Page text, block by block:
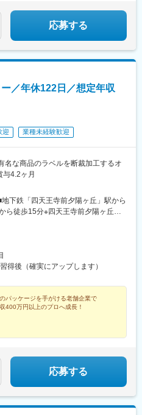
応募する
／年休122日／想定年収
迎 業種未経験歓迎
名な商品のラベルを断裁加工するオ
与4.2ヶ月
下鉄「四天王寺前夕陽ヶ丘」駅から
ら徒歩15分※四天王寺前夕陽ヶ丘駅
6駅）
後（確実にアップします）
パッケージを手がける老舗企業で
400万円以上のプロへ成長！
応募する